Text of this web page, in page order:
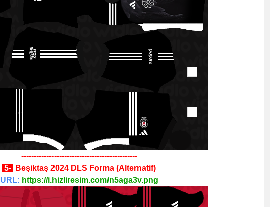
----------------------------------------------
5-
Beşiktaş 2024 DLS Forma (Alternatif)
URL: https://i.hizliresim.com/n5aga3v.png